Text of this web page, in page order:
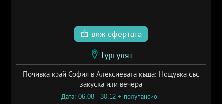
виж офертата
Гургулят
Почивка край София в Алексиевата къща: Нощувка със
закуска или вечера
Дата: 06.08 - 30.12 + полупансион